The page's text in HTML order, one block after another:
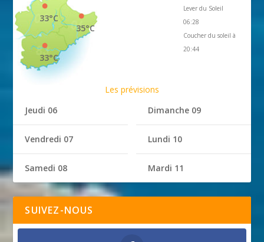
35°C
33°C
33°C
Lever du Soleil
06:28
Coucher du soleil à
20:44
Les prévisions
Jeudi 06
Vendredi 07
Samedi 08
Dimanche 09
Lundi 10
Mardi 11
SUIVEZ-NOUS